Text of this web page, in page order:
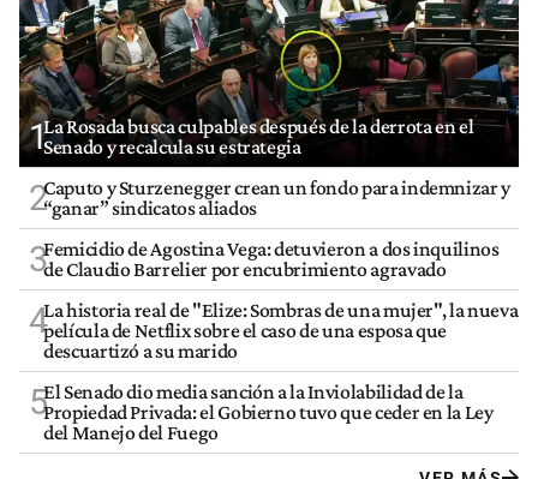
1La Rosada busca culpables después de la derrota en el
Senado y recalcula su estrategia
2Caputo y Sturzenegger crean un fondo para indemnizar y
“ganar” sindicatos aliados
3Femicidio de Agostina Vega: detuvieron a dos inquilinos
de Claudio Barrelier por encubrimiento agravado
4La historia real de "Elize: Sombras de una mujer", la nueva
película de Netflix sobre el caso de una esposa que
descuartizó a su marido
5El Senado dio media sanción a la Inviolabilidad de la
Propiedad Privada: el Gobierno tuvo que ceder en la Ley
del Manejo del Fuego